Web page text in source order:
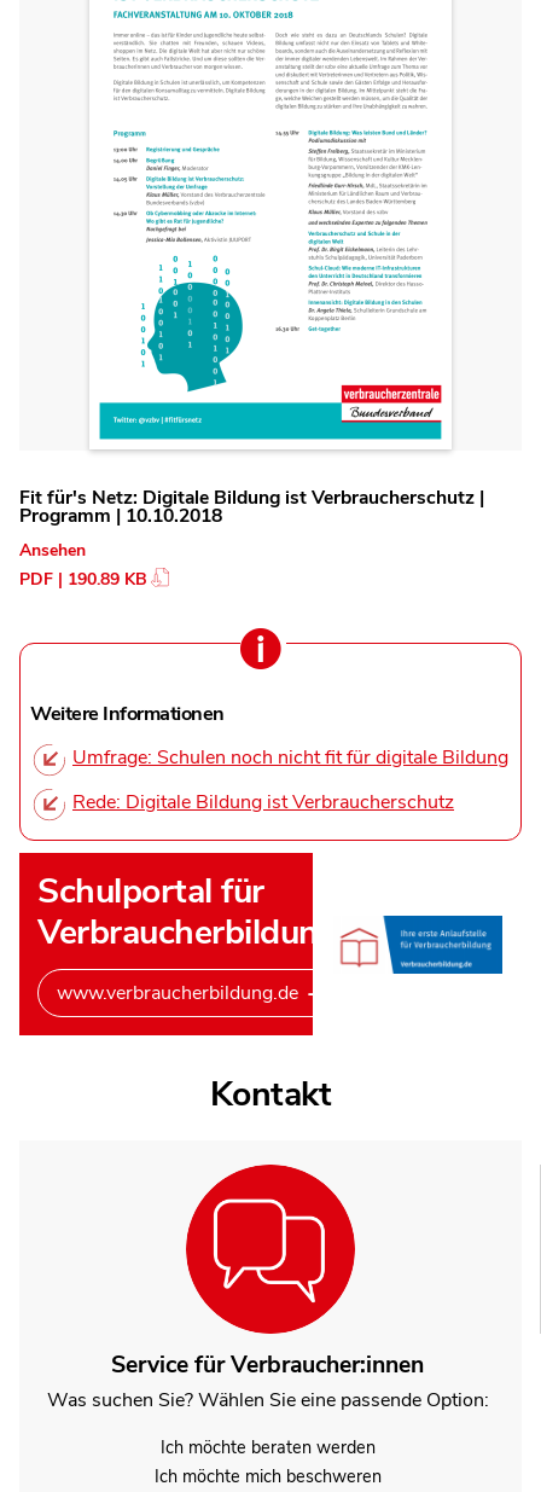
Fit für's Netz: Digitale Bildung ist Verbraucherschutz |
Programm | 10.10.2018
Ansehen
PDF | 190.89 KB
Weitere Informationen
Umfrage: Schulen noch nicht fit für digitale Bildung
Rede: Digitale Bildung ist Verbraucherschutz
Schulportal für
Verbraucherbildung
www.verbraucherbildung.de
Kontakt
Service für Verbraucher:innen
Was suchen Sie? Wählen Sie eine passende Option:
Ich möchte beraten werden
Ich möchte mich beschweren